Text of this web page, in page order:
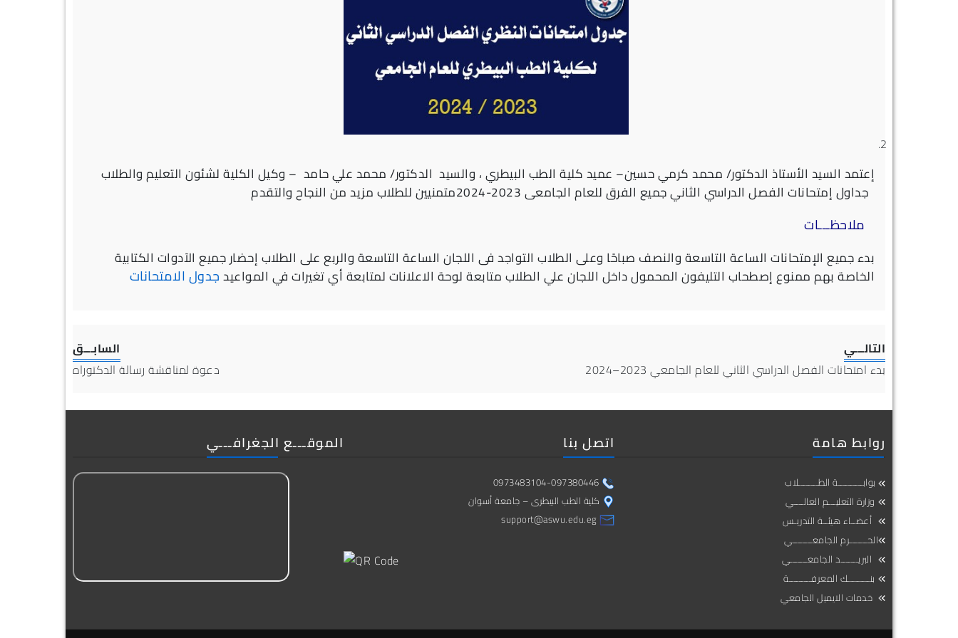
إعتمد السيد الأستاذ الدكتور/ محمد كرمي حسين– عميد كلية الطب البيطري ، والسيد الدكتور/ محمد علي حامد – وكيل الكلية لشئون التعليم والطلاب
بدء جميع الإمتحانات الساعة التاسعة والنصف صباحًا وعلى الطلاب التواجد فى اللجان الساعة التاسعة والربععلى الطلاب إحضار جميع الآدوات الكتابية
الخاصة بهمممنوع إصطحاب التليفون المحمول داخل اللجانعلي الطلاب متابعة لوحة الاعلانات لمتابعة أي تغيرات في المواعيدجدول الامتحانات
السابـــق
التالـــي
بدء امتحانات الفصل الدراسي الثاني للعام الجامعي 2023–2024
الموقـــع الجغرافـــي اتصل بنا
0973483104-097380446
support@aswu.edu.eg
روابط هامة
وزارة التعليـــم العالــــي
أعضــاء هيئــة التدريـس
الحـــــــرم الجامعــــــــي
البريـــــــد الجامعـــــــي
بنـــــــــك المعرفـــــــــة